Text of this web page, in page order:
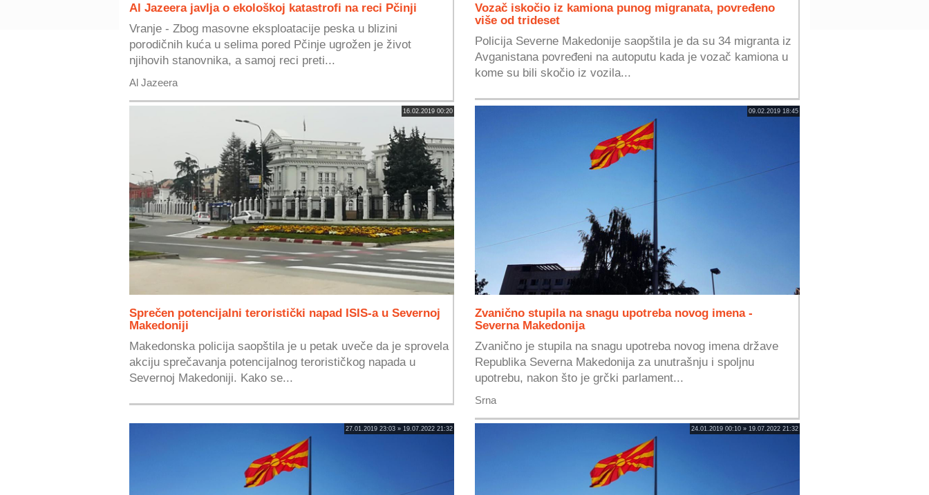
Al Jazeera javlja o ekološkoj katastrofi na reci Pčinji
Vranje - Zbog masovne eksploatacije peska u blizini
porodičnih kuća u selima pored Pčinje ugrožen je život
njihovih stanovnika, a samoj reci preti...
Al Jazeera
Vozač iskočio iz kamiona punog migranata, povređeno
više od trideset
Policija Severne Makedonije saopštila je da su 34 migranta iz
Avganistana povređeni na autoputu kada je vozač kamiona u
kome su bili skočio iz vozila...
16.02.2019 00:20
Sprečen potencijalni teroristički napad ISIS-a u Severnoj
Makedoniji
Makedonska policija saopštila je u petak uveče da je sprovela
akciju sprečavanja potencijalnog terorističkog napada u
Severnoj Makedoniji. Kako se...
09.02.2019 18:45
Zvanično stupila na snagu upotreba novog imena -
Severna Makedonija
Zvanično je stupila na snagu upotreba novog imena države
Republika Severna Makedonija za unutrašnju i spoljnu
upotrebu, nakon što je grčki parlament...
Srna
27.01.2019 23:03 » 19.07.2022 21:32 24.01.2019 00:10 » 19.07.2022 21:32